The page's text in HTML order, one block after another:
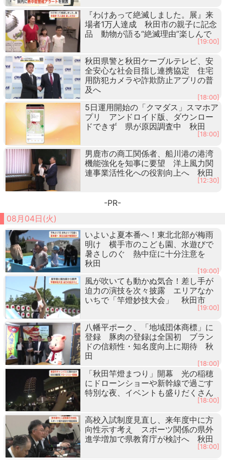
『わけあって絶滅しました。展』来
場者1万人達成 秋田市の親子に記念
品 動物が語る“絶滅理由”楽しんで
[19:00]
秋田県警と秋田ケーブルテレビ、安
全安心な社会目指し連携協定 住宅
用防犯カメラや詐欺防止アプリの普
及へ
[18:00]
5日運用開始の「クマダス」スマホア
プリ アンドロイド版、ダウンロー
ドできず 県が原因調査中 秋田
[18:00]
男鹿市の商工関係者、船川港の港湾
機能強化を知事に要望 洋上風力関
連事業活性化への役割向上へ 秋田
[12:30]
-PR-
08月04日(火)
いよいよ夏本番へ！東北北部が梅雨
明け 横手市のこども園、水遊びで
暑さしのぐ 熱中症に十分注意を
秋田
[19:00]
風が吹いても動かぬ気合！差し手が
迫力の演技を次々披露 エリアなか
いちで「竿燈妙技大会」 秋田市
[19:00]
八幡平ポーク、「地域団体商標」に
登録 豚肉の登録は全国初 ブラン
ドの信頼性・知名度向上に期待 秋
田
[18:00]
「秋田竿燈まつり」開幕 光の稲穂
にドローンショーや新幹線で過ごす
特別な夜、イベントも盛りだくさん
[18:00]
高校入試制度見直し、来年度中に方
向性示す考え スポーツ関係の県外
進学増加で県教育庁が検討へ 秋田
[18:00]